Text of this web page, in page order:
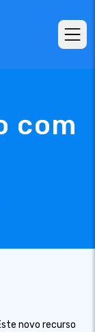
com
novo recurso